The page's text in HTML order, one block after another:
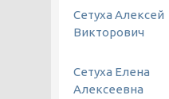
Сетуха Алексей
Викторович
Сетуха Елена
Алексеевна